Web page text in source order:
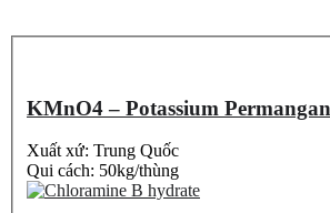
KMnO4 – Potassium
Xuất xứ: Trung Quốc
Qui cách: 50kg/thùng